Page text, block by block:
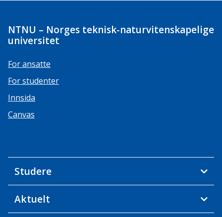
NTNU – Norges teknisk-naturvitenskapelige
universitet
For ansatte
For studenter
Innsida
Canvas
Studere
Aktuelt